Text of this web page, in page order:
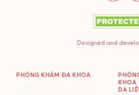
Designed and
PHÒNG KHÁM ĐA KHOA
KHOA
DA